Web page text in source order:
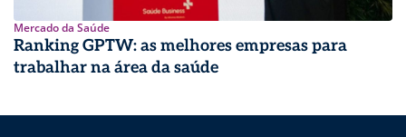
Mercado da Saúde
Ranking GPTW: as melhores empresas para
trabalhar na área da saúde